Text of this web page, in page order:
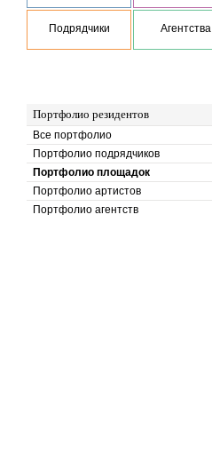
Подрядчики Агентства
Портфолио резидентов
Все портфолио
Портфолио подрядчиков
Портфолио площадок
Портфолио артистов
Портфолио агентств